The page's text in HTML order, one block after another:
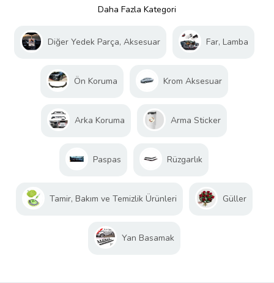
Daha Fazla Kategori
Diğer Yedek Parça, Aksesuar Far, Lamba
Ön Koruma Krom Aksesuar
Arka Koruma Arma Sticker
Paspas Rüzgarlık
Tamir, Bakım ve Temizlik Ürünleri Güller
Yan Basamak